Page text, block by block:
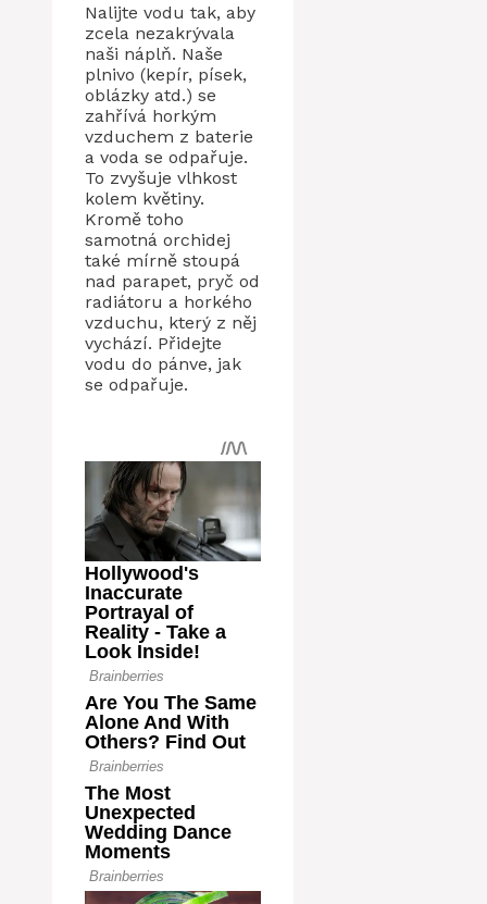
Nalijte vodu tak, aby
zcela nezakrývala
naši náplň. Naše
plnivo (kepír, písek,
oblázky atd.) se
zahřívá horkým
vzduchem z baterie
a voda se odpařuje.
To zvyšuje vlhkost
kolem květiny.
Kromě toho
samotná orchidej
také mírně stoupá
nad parapet, pryč od
radiátoru a horkého
vzduchu, který z něj
vychází. Přidejte
vodu do pánve, jak
se odpařuje.